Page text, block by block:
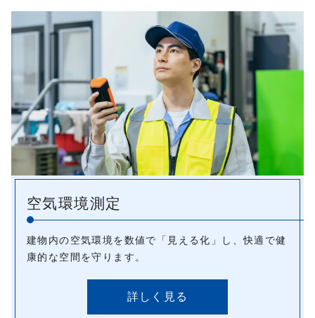
空気環境測定
建物内の空気環境を数値で「見える化」し、快適で健
康的な空間を守ります。
詳しく見る